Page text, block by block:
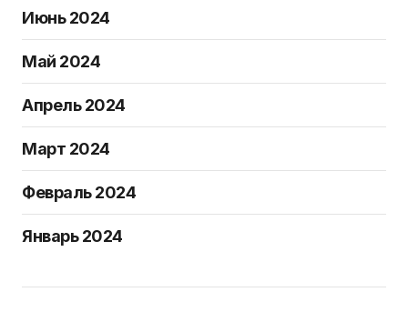
Июнь 2024
Май 2024
Апрель 2024
Март 2024
Февраль 2024
Январь 2024